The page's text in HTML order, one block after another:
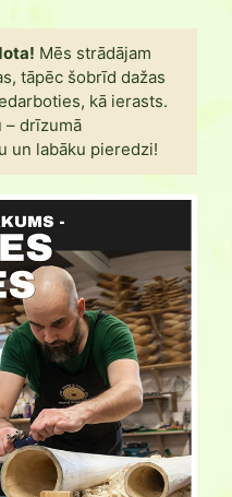
Mēs strādājam
tāpēc šobrīd dažas
kā ierasts.
– drīzumā
un labāku pieredzi!